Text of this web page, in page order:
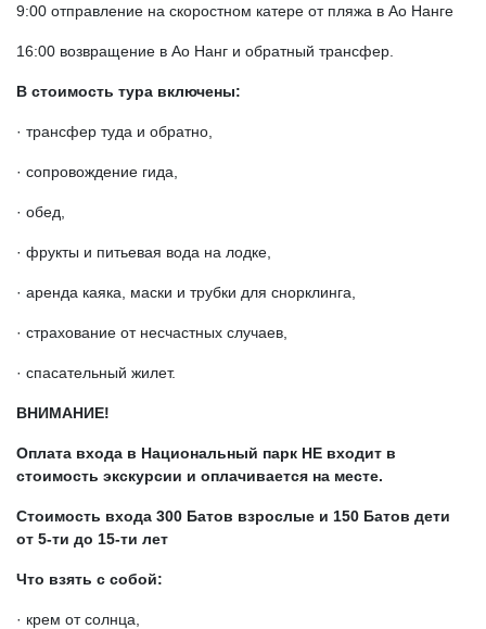
9:00 отправление на скоростном катере от пляжа в Ао Нанге
16:00 возвращение в Ао Нанг и обратный трансфер.
В стоимость тура включены:
· трансфер туда и обратно,
· сопровождение гида,
· обед,
· фрукты и питьевая вода на лодке,
· аренда каяка, маски и трубки для снорклинга,
· страхование от несчастных случаев,
· спасательный жилет.
ВНИМАНИЕ!
Оплата входа в Национальный парк НЕ входит в
стоимость экскурсии и оплачивается на месте.
Стоимость входа 300 Батов взрослые и 150 Батов дети
от 5-ти до 15-ти лет
Что взять с собой:
· крем от солнца,